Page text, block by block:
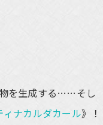
を生成する……そし
ナカルダカール》！